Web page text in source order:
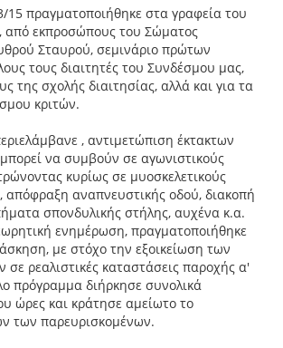
15 πραγματοποιήθηκε στα γραφεία του
από εκπροσώπους του Σώματος
Σταυρού, σεμινάριο πρώτων
τους διαιτητές του Συνδέσμου μας,
της σχολής διαιτησίας, αλλά και για τα
κριτών.
, αντιμετώπιση έκτακτων
να συμβούν σε αγωνιστικούς
κυρίως σε μυοσκελετικούς
απόφραξη αναπνευστικής οδού, διακοπή
σπονδυλικής στήλης, αυχένα κ.α.
ενημέρωση, πραγματοποιήθηκε
με στόχο την εξοικείωση των
σε ρεαλιστικές καταστάσεις παροχής α'
πρόγραμμα διήρκησε συνολικά
ώρες και κράτησε αμείωτο το
των παρευρισκομένων.